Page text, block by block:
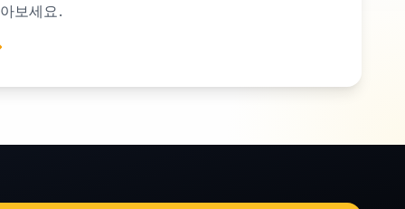
보세요.